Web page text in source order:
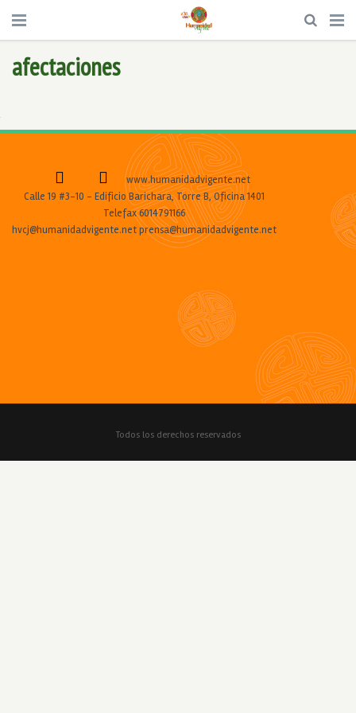
afectaciones
www.humanidadvigente.net
Calle 19 #3-10 - Edificio Barichara, Torre B, Oficina 1401
Telefax 6014791166
hvcj@humanidadvigente.net prensa@humanidadvigente.net
Todos los derechos reservados